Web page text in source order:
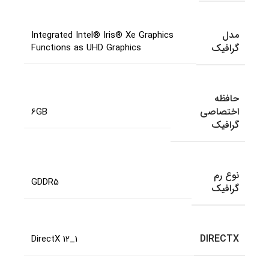
مدل
گرافیک
Integrated Intel® Iris® Xe Graphics
Functions as UHD Graphics
حافظه
اختصاصی
گرافیک
6GB
نوع رم
گرافیک
GDDR5
DIRECTX
DirectX 12_1